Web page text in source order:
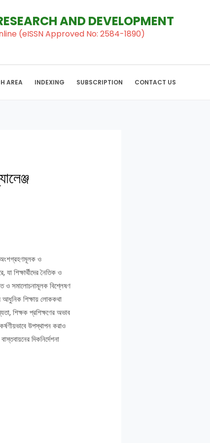
AND DEVELOPMENT
(eISSN Approved No: 2584-1890)
AREA INDEXING SUBSCRIPTION CONTACT US
অংশগ্রহণমূলক ও
শিক্ষার্থীদের নৈতিক ও
ও সমালোচনামূলক বিশ্লেষণ
আধুনিক শিক্ষায় লোককথা
শিক্ষক প্রশিক্ষণের অভাব
উপস্থাপন করাও
দিকনির্দেশনা